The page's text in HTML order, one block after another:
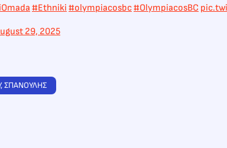
#Ethniki #olympiacosbc#OlympiacosBC
29, 2025
, ΣΠΑΝΟΥΛΗΣ